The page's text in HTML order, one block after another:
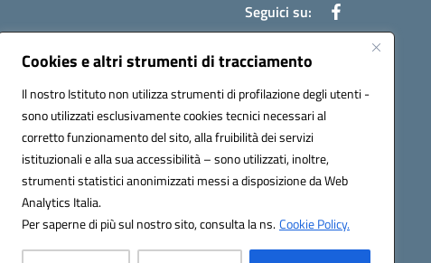
Cookies e altri strumenti di tracciamento
Il nostro Istituto non utilizza strumenti di profilazione degli utenti -
sono utilizzati esclusivamente cookies tecnici necessari al
corretto funzionamento del sito, alla fruibilità dei servizi
istituzionali e alla sua accessibilità – sono utilizzati, inoltre,
strumenti statistici anonimizzati messi a disposizione da Web
Analytics Italia.
Per saperne di più sul nostro sito, consulta la ns.Cookie Policy.
Seguici su:
peee052003@pec.istruzione.it